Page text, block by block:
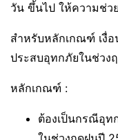
วัน ขึ้นไป ให้ความช่ว
สำหรับหลักเกณฑ์ เงื่อ
ประสบอุทกภัยในช่วง
หลักเกณฑ์ :
ต้องเป็นกรณีอุท